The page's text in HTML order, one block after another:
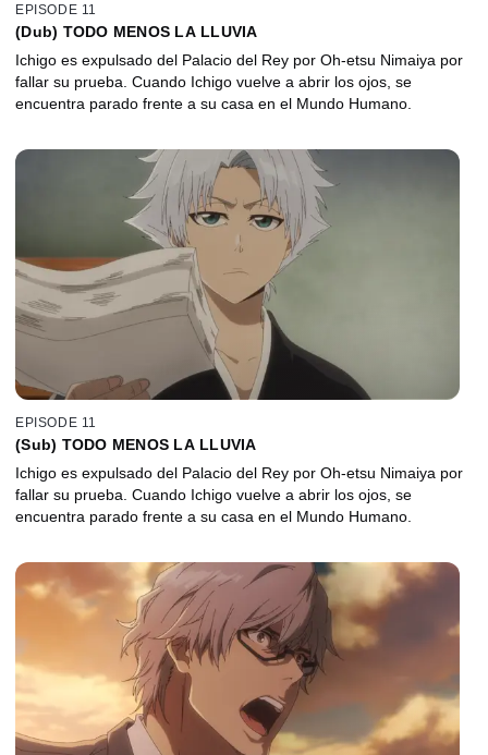
EPISODE 11
(Dub) TODO MENOS LA LLUVIA
Ichigo es expulsado del Palacio del Rey por Oh-etsu Nimaiya por
fallar su prueba. Cuando Ichigo vuelve a abrir los ojos, se
encuentra parado frente a su casa en el Mundo Humano.
EPISODE 11
(Sub) TODO MENOS LA LLUVIA
Ichigo es expulsado del Palacio del Rey por Oh-etsu Nimaiya por
fallar su prueba. Cuando Ichigo vuelve a abrir los ojos, se
encuentra parado frente a su casa en el Mundo Humano.